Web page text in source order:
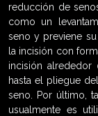
reducción de
como un
seno y previene
la incisión con
incisión
hasta el pliegue
seno. Por último,
usualmente es